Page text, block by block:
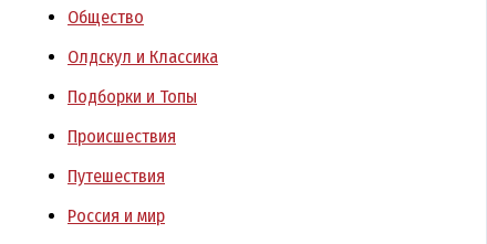
Общество
Олдскул и Классика
Подборки и Топы
Происшествия
Путешествия
Россия и мир